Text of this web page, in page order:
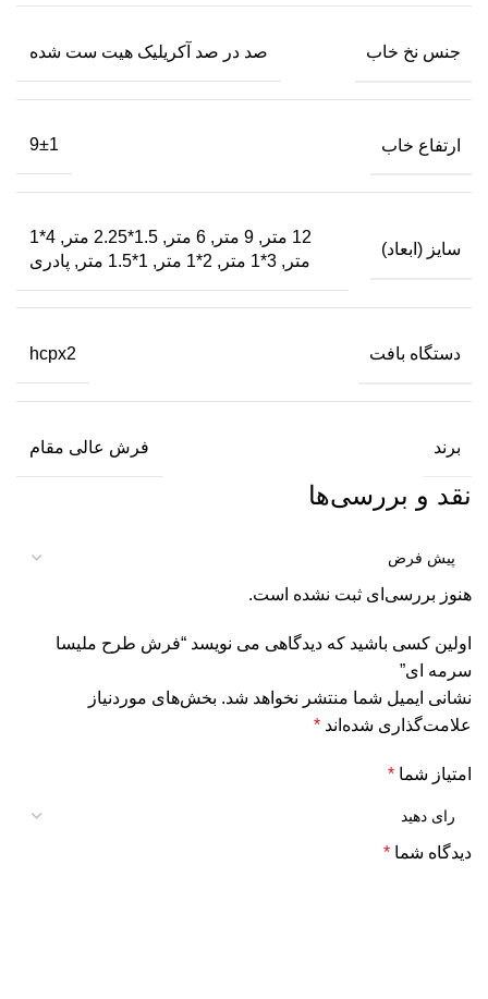
جنس نخ خاب صد در صد آکریلیک هیت ست شده
ارتفاع خاب 9±1
سایز (ابعاد)
12 متر, 9 متر, 6 متر, 1.5*2.25 متر, 4*1
متر, 3*1 متر, 2*1 متر, 1*1.5 متر, پادری
دستگاه بافت hcpx2
برند فرش عالی مقام
نقد و بررسی‌ها
هنوز بررسی‌ای ثبت نشده است.
اولین کسی باشید که دیدگاهی می نویسد “فرش طرح ملیسا
سرمه ای”
نشانی ایمیل شما منتشر نخواهد شد. بخش‌های موردنیاز
علامت‌گذاری شده‌اند *
امتیاز شما *
دیدگاه شما *